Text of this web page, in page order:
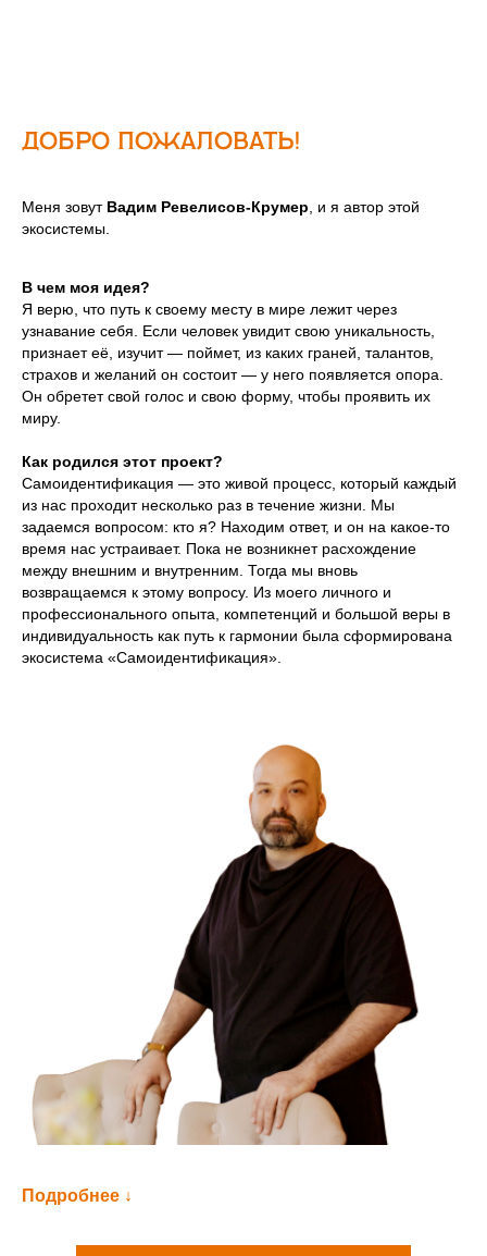
Добро пожаловать!
Меня зовут Вадим Ревелисов-Крумер , и я автор этой
экосистемы.
В чем моя идея?
Я верю, что путь к своему месту в мире лежит через
узнавание себя. Если человек увидит свою уникальность,
признает её, изучит — поймет, из каких граней, талантов,
страхов и желаний он состоит — у него появляется опора.
Он обретет свой голос и свою форму, чтобы проявить их
миру.
Как родился этот проект?
Самоидентификация — это живой процесс, который каждый
из нас проходит несколько раз в течение жизни. Мы
задаемся вопросом: кто я? Находим ответ, и он на какое-то
время нас устраивает. Пока не возникнет расхождение
между внешним и внутренним. Тогда мы вновь
возвращаемся к этому вопросу. Из моего личного и
профессионального опыта, компетенций и большой веры в
индивидуальность как путь к гармонии была сформирована
экосистема «Самоидентификация».
практических направлений:
Предки
Подробнее ↓